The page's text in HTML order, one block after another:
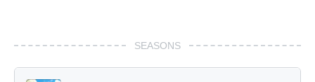
SEASONS